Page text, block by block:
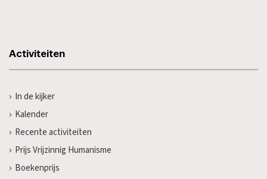
Activiteiten
In de kijker
Kalender
Recente activiteiten
Prijs Vrijzinnig Humanisme
Boekenprijs